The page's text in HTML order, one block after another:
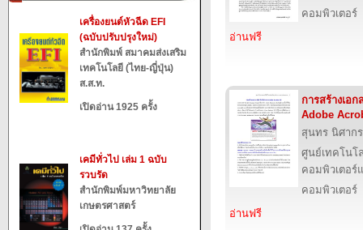
เครื่องยนต์หัวฉีด EFI
(ฉบับปรับปรุงใหม่)
สำนักพิมพ์ สมาคมส่งเสริม
เทคโนโลยี (ไทย-ญี่ปุ่น)
ส.ส.ท.
เปิดอ่าน 1925 ครั้ง
เคมีทั่วไป เล่ม 1 ฉบับ
รวบรัด
สำนักพิมพ์มหาวิทยาลัย
เกษตรศาสตร์
คอมพิวเตอร์
อ่านฟรี
การสร้างเอ
Adobe
สุนทร นิศากร
ศูนย์เทคโนโ
คอมพิวเตอร์
คอมพิวเตอร์
อ่านฟรี